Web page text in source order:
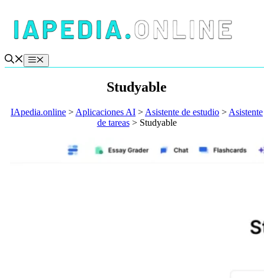
contenido
Menú
Studyable
IApedia.online > Aplicaciones AI > Asistente de estudio > Asistente
de tareas> Studyable